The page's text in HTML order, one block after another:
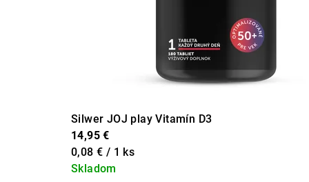
Silwer JOJ play Vitamín D3
14,95 €
Jednotková
cena:
0,08 € / 1 ks
Skladom